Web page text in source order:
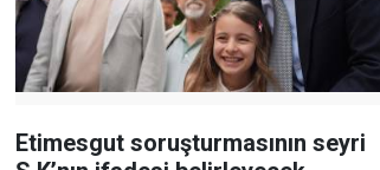
Etimesgut soruşturmasının seyri